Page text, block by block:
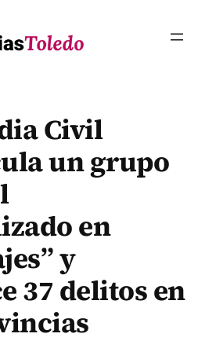
Civil
un grupo
en
y
37 delitos en